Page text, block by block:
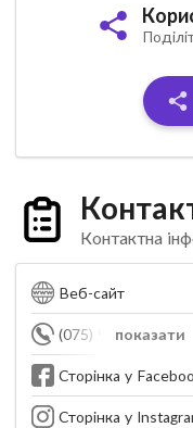
Контактна
Веб-сайт
показати
(075) 902-83-73
Сторінка у
Сторінка у